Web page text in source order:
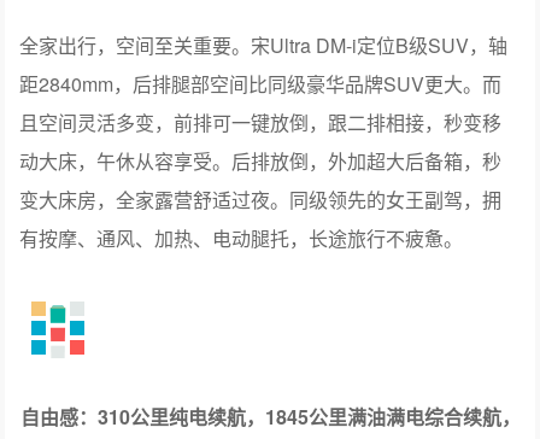
全家出行，空间至关重要。宋Ultra DM-i定位B级SUV，轴
距2840mm，后排腿部空间比同级豪华品牌SUV更大。而
且空间灵活多变，前排可一键放倒，跟二排相接，秒变移
动大床，午休从容享受。后排放倒，外加超大后备箱，秒
变大床房，全家露营舒适过夜。同级领先的女王副驾，拥
有按摩、通风、加热、电动腿托，长途旅行不疲惫。
自由感：310公里纯电续航，1845公里满油满电综合续航，